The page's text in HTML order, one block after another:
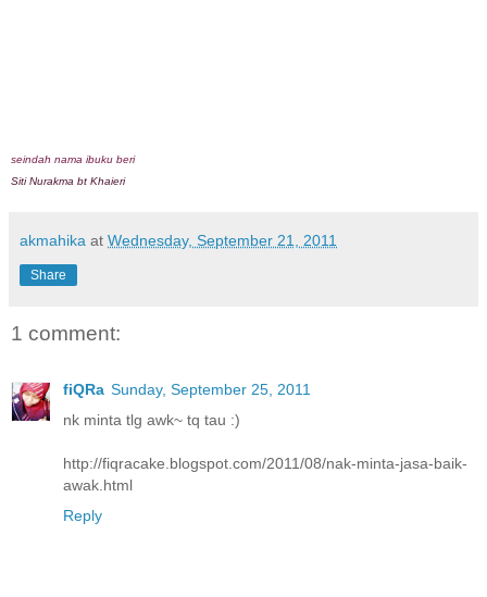
seindah nama ibuku beri
Siti Nurakma bt Khaieri
akmahika at Wednesday, September 21, 2011
Share
1 comment:
fiQRa Sunday, September 25, 2011
nk minta tlg awk~ tq tau :)
http://fiqracake.blogspot.com/2011/08/nak-minta-jasa-baik-
awak.html
Reply